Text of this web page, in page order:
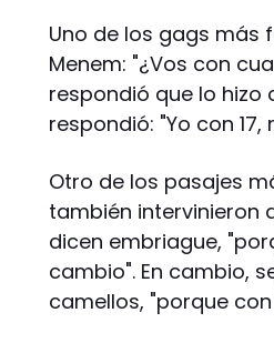
Uno de los gags más
Menem: "¿Vos con
respondió que lo hizo
respondió: "Yo con
Otro de los pasajes
también intervinieron
dicen embriague,
cambio". En cambio,
camellos, "porque